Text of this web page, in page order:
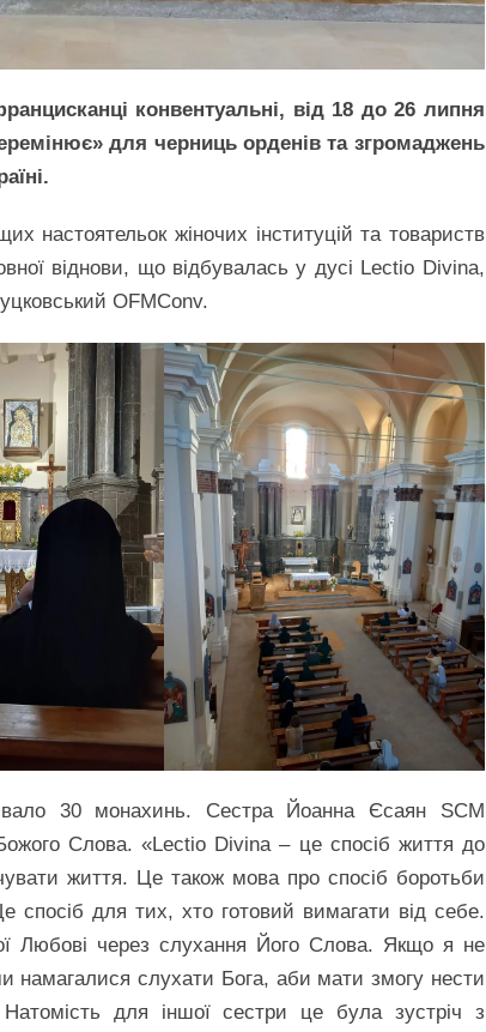
конвентуальні, від 18 до 26 липня
для черниць орденів та згромаджень
настоятельок жіночих інституцій та товариств
віднови, що відбувалась у дусі Lectio Divina,
OFMConv.
30 монахинь. Сестра Йоанна Єсаян SCM
Слова. «Lectio Divina – це спосіб життя до
життя. Це також мова про спосіб боротьби
для тих, хто готовий вимагати від себе.
Любові через слухання Його Слова. Якщо я не
намагалися слухати Бога, аби мати змогу нести
для іншої сестри це була зустріч з